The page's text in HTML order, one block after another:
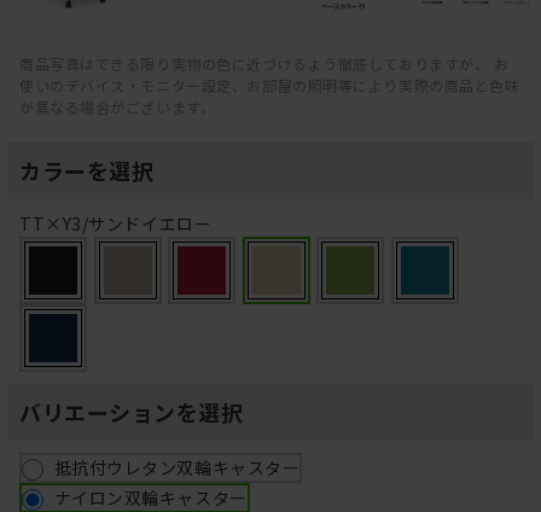
商品写真はできる限り実物の色に近づけるよう徹底しておりますが、 お
使いのデバイス・モニター設定、お部屋の照明等により実際の商品と色味
が異なる場合がございます。
カラーを選択
TT×Y3/サンドイエロー
バリエーションを選択
抵抗付ウレタン双輪キャスター
ナイロン双輪キャスター